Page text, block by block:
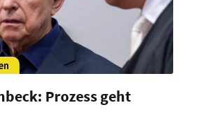
Prozess geht